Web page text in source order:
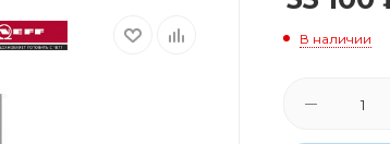
В наличии